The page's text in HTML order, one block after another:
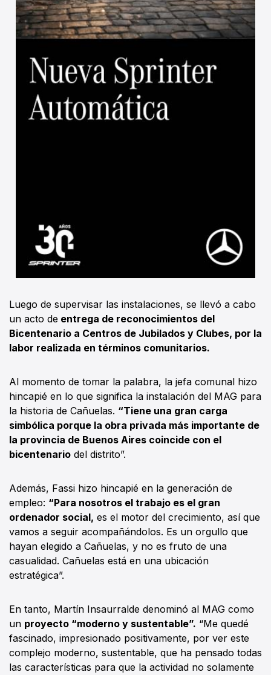
Luego de supervisar las instalaciones, se llevó a cabo
un acto de entrega de reconocimientos del
Bicentenario a Centros de Jubilados y Clubes, por la
labor realizada en términos comunitarios.
Al momento de tomar la palabra, la jefa comunal hizo
hincapié en lo que significa la instalación del MAG para
la historia de Cañuelas. “Tiene una gran carga
simbólica porque la obra privada más importante de
la provincia de Buenos Aires coincide con el
bicentenario del distrito”.
Además, Fassi hizo hincapié en la generación de
empleo: “Para nosotros el trabajo es el gran
ordenador social, es el motor del crecimiento, así que
vamos a seguir acompañándolos. Es un orgullo que
hayan elegido a Cañuelas, y no es fruto de una
casualidad. Cañuelas está en una ubicación
estratégica”.
En tanto, Martín Insaurralde denominó al MAG como
un proyecto “moderno y sustentable”. “Me quedé
fascinado, impresionado positivamente, por ver este
complejo moderno, sustentable, que ha pensado todas
las características para que la actividad no solamente